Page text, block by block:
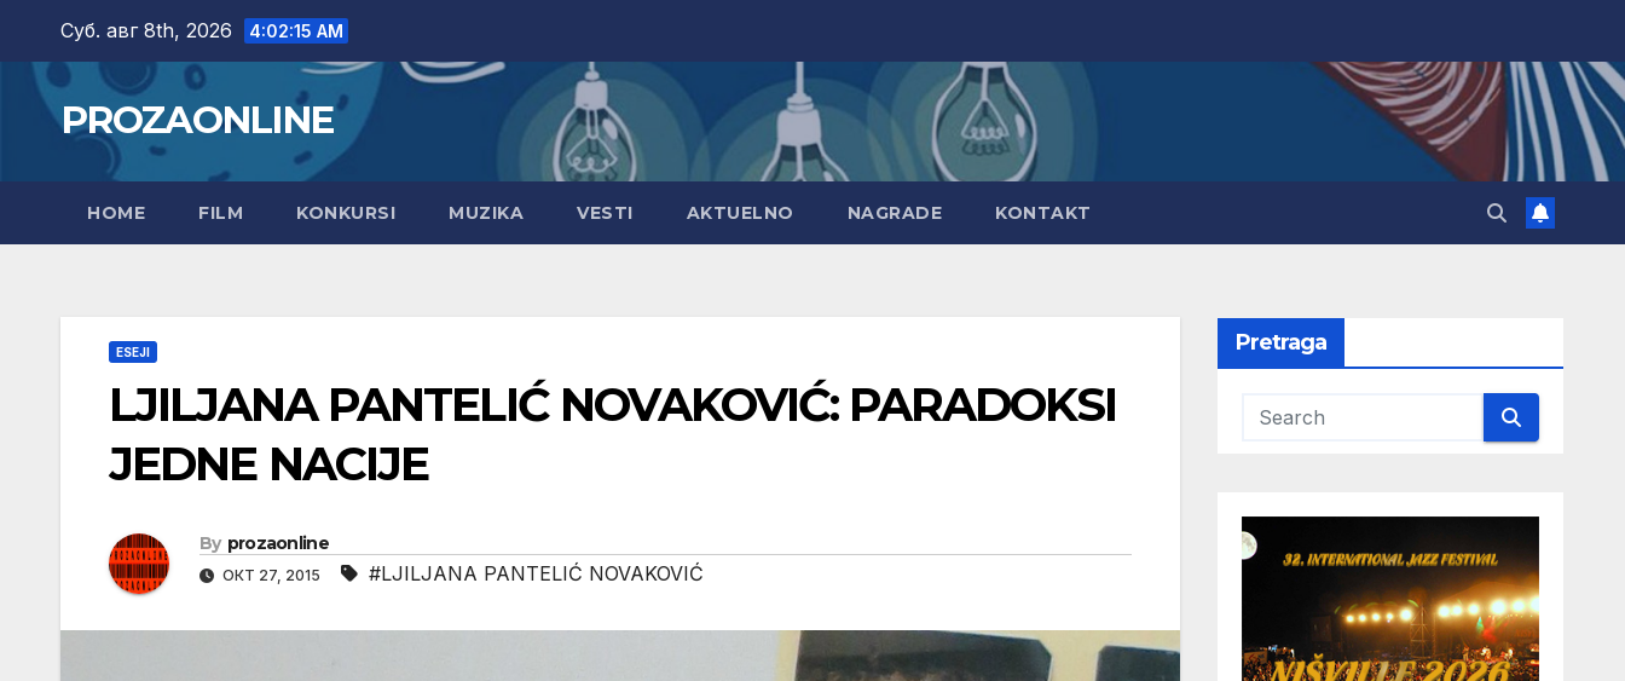
content
Суб. авг 8th, 2026 4:02:16 AM
PROZAONLINE
HOME FILM KONKURSI MUZIKA VESTI AKTUELNO NAGRADE KONTAKT
ESEJI
LJILJANA PANTELIĆ NOVAKOVIĆ: PARADOKSI
JEDNE NACIJE
By prozaonline
ОКТ 27, 2015 #LJILJANA PANTELIĆ NOVAKOVIĆ
Pretraga